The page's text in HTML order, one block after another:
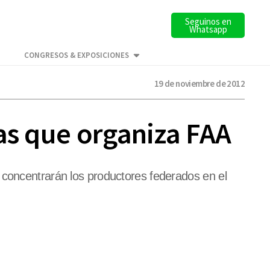
Seguinos en
Whatsapp
CONGRESOS & EXPOSICIONES
19 de noviembre de 2012
que organiza FAA
los productores federados en el